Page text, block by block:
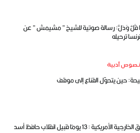
قَلَّ وَدَلَّ: رسالة صوتية للشيخ ” مشيمش ” عن
ترحيله
نصوص أدبية
حين يتحوّل القناع إلى موقف
: 13 يومًا قبيل انقلاب حافظ أسد